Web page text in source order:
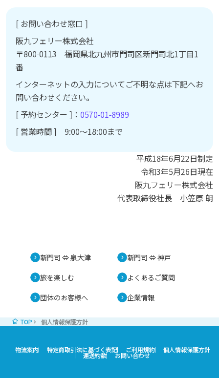
[ お問い合わせ窓口 ]
阪九フェリー株式会社
〒800-0113 福岡県北九州市門司区新門司北1丁目1
番
インターネットの入力についてご不明な点は下記へお
問い合わせください。
[ 予約センター ]： 0570-01-8989
[ 営業時間 ] 9:00～18:00まで
平成18年6月22日制定
令和3年5月26日現在
阪九フェリー株式会社
代表取締役社長 小笠原 朗
新門司 ⇔ 泉大津 新門司 ⇔ 神戸
旅を楽しむ よくあるご質問
団体のお客様へ 企業情報
TOP 個人情報保護方針
物流案内 特定商取引法に基づく表記 ご利用規約 個人情報保護方針
運送約款 お問い合わせ